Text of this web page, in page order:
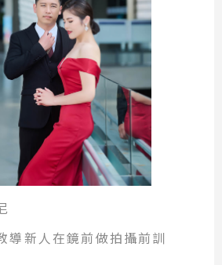
導新人在鏡前做拍攝前訓